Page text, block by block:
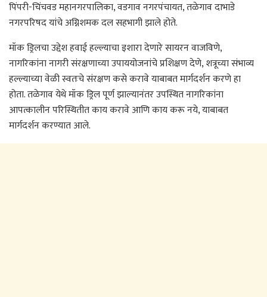
पिंपरी-चिंचवड महानगरपालिका, वडगाव नगरपंचायत, तळेगाव दाभाडे
नगरपरिषद यांचे अग्निशमक दल सहभागी झाले होते.
मॉक ड्रिलचा उद्देश हवाई हल्ल्याचा इशारा देणारे सायरन वाजविणे,
नागरिकांना नागरी संरक्षणाच्या उपाययोजनांचे प्रशिक्षण देणे, शत्रूच्या संभाव्य
हल्ल्याच्या वेळी स्वतःचे संरक्षण कसे करावे याबाबत मार्गदर्शन करणे हा
होता. तळेगाव येथे मॉक ड्रिल पूर्ण झाल्यानंतर उपस्थित नागरिकांना
आपत्कालीन परिस्थितीत काय करावे आणि काय करू नये, याबाबत
मार्गदर्शन करण्यात आले.